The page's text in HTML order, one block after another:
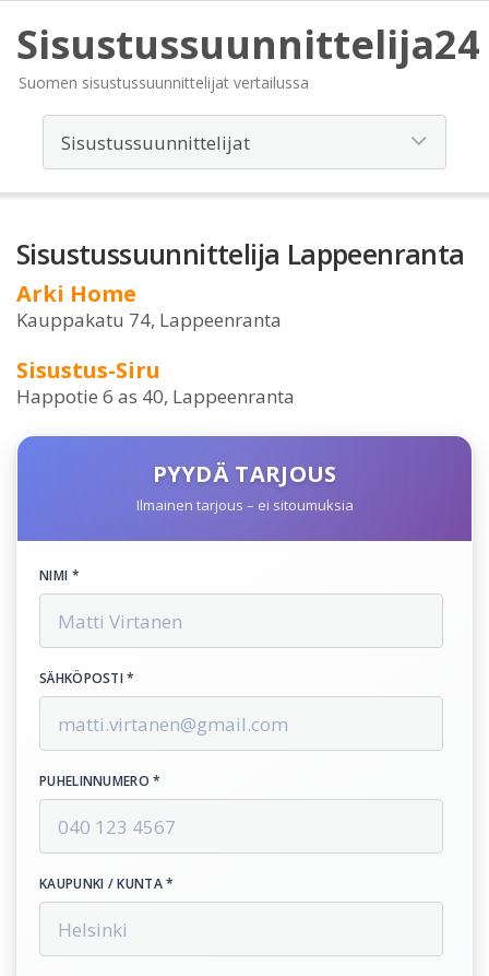
Sisustussuunnittelija24
Suomen sisustussuunnittelijat vertailussa
Sisustussuunnittelija Lappeenranta
Arki Home
Kauppakatu 74, Lappeenranta
Sisustus-Siru
Happotie 6 as 40, Lappeenranta
PYYDÄ TARJOUS
Ilmainen tarjous – ei sitoumuksia
NIMI *
SÄHKÖPOSTI *
PUHELINNUMERO *
KAUPUNKI / KUNTA *